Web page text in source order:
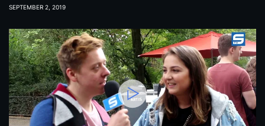
SEPTEMBER 2, 2019